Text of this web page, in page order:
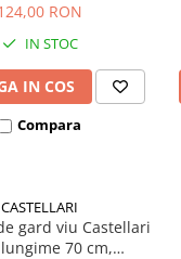
RON
IN STOC
IN COS
Compara
CASTELLARI
gard viu Castellari
lungime 70 cm,